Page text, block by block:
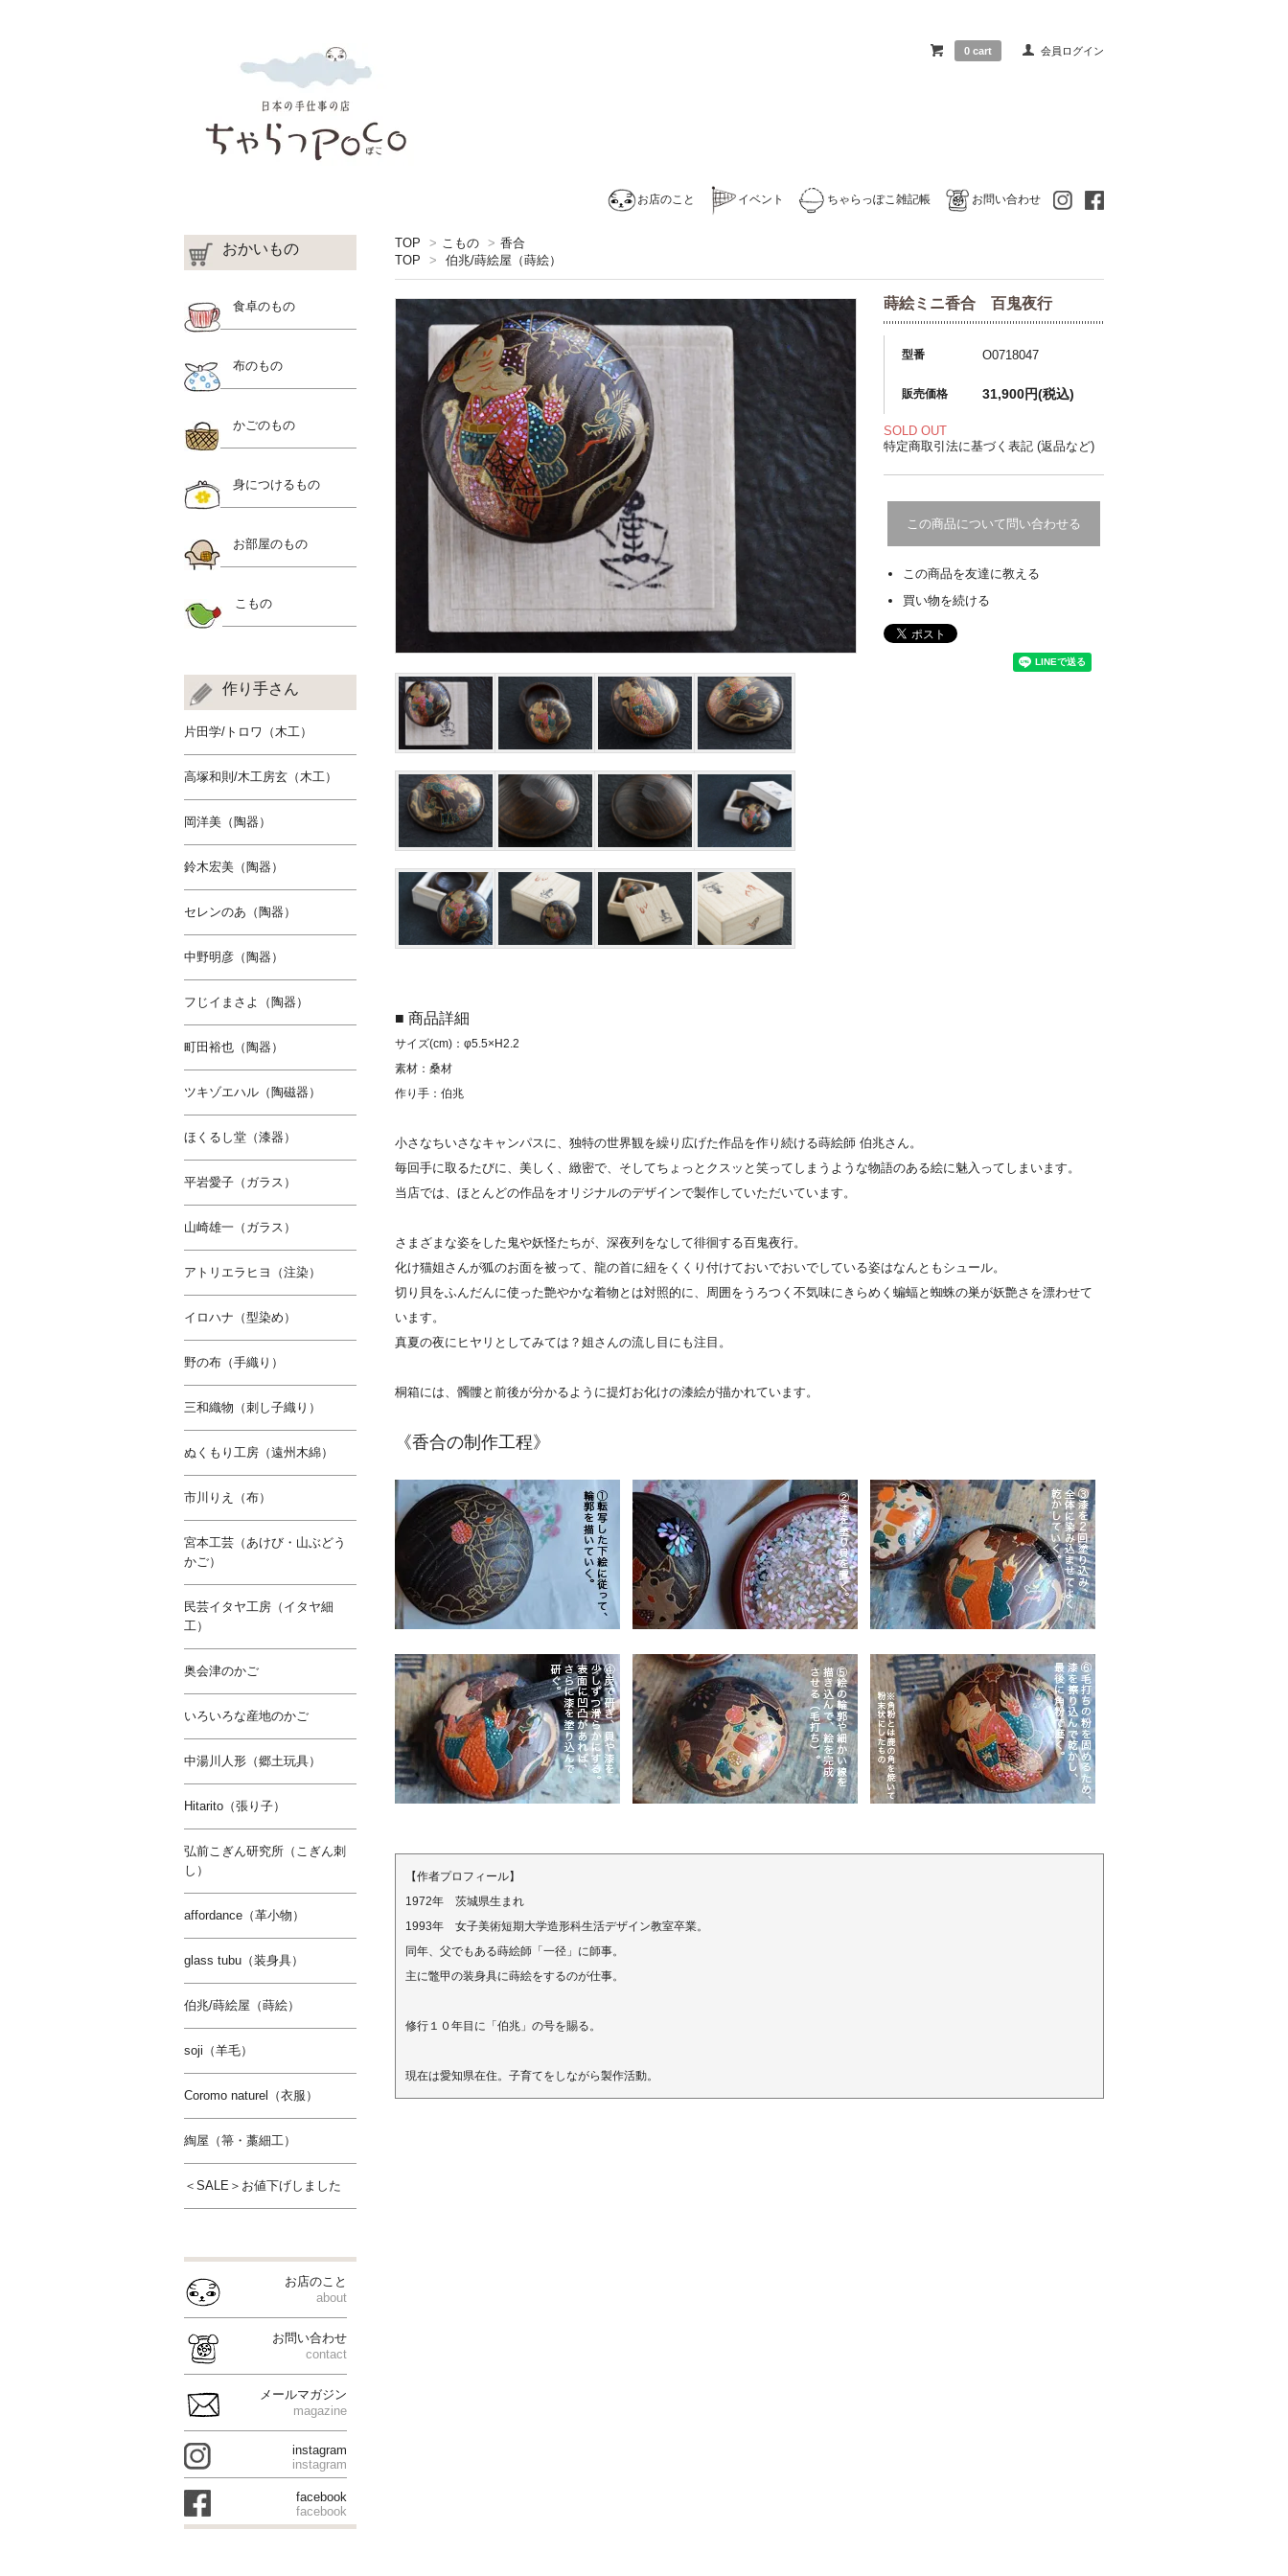
会員ログイン
0 cart
お店のこと イベント ちゃらっぽこ雑記帳 お問い合わせ
TOP > こもの > 香合
TOP
> 伯兆/蒔絵屋（蒔絵）
蒔絵ミニ香合 百鬼夜行
型番 O0718047
販売価格 31,900円(税込)
SOLD OUT
特定商取引法に基づく表記 (返品など)
この商品について問い合わせる
この商品を友達に教える
買い物を続ける
■ 商品詳細
サイズ(cm)：φ5.5×H2.2
素材：桑材
作り手：伯兆
小さなちいさなキャンパスに、独特の世界観を繰り広げた作品を作り続ける蒔絵師 伯兆さん。
毎回手に取るたびに、美しく、緻密で、そしてちょっとクスッと笑ってしまうような物語のある絵に魅入ってしまいます。
当店では、ほとんどの作品をオリジナルのデザインで製作していただいています。
さまざまな姿をした鬼や妖怪たちが、深夜列をなして徘徊する百鬼夜行。
化け猫姐さんが狐のお面を被って、龍の首に紐をくくり付けておいでおいでしている姿はなんともシュール。
切り貝をふんだんに使った艶やかな着物とは対照的に、周囲をうろつく不気味にきらめく蝙蝠と蜘蛛の巣が妖艶さを漂わせて
います。
真夏の夜にヒヤリとしてみては？姐さんの流し目にも注目。
桐箱には、髑髏と前後が分かるように提灯お化けの漆絵が描かれています。
《香合の制作工程》
【作者プロフィール】
1972年 茨城県生まれ
1993年 女子美術短期大学造形科生活デザイン教室卒業。
同年、父でもある蒔絵師「一径」に師事。
主に鼈甲の装身具に蒔絵をするのが仕事。
修行１０年目に「伯兆」の号を賜る。
現在は愛知県在住。子育てをしながら製作活動。
おかいもの
食卓のもの
布のもの
かごのもの
身につけるもの
お部屋のもの
こもの
作り手さん
片田学/トロワ（木工）
高塚和則/木工房玄（木工）
岡洋美（陶器）
鈴木宏美（陶器）
セレンのあ（陶器）
中野明彦（陶器）
フじイまさよ（陶器）
町田裕也（陶器）
ツキゾエハル（陶磁器）
ほくるし堂（漆器）
平岩愛子（ガラス）
山崎雄一（ガラス）
アトリエラヒヨ（注染）
イロハナ（型染め）
野の布（手織り）
三和織物（刺し子織り）
ぬくもり工房（遠州木綿）
市川りえ（布）
宮本工芸（あけび・山ぶどう
かご）
民芸イタヤ工房（イタヤ細
工）
奥会津のかご
いろいろな産地のかご
中湯川人形（郷土玩具）
Hitarito（張り子）
弘前こぎん研究所（こぎん刺
し）
affordance（革小物）
glass tubu（装身具）
伯兆/蒔絵屋（蒔絵）
soji（羊毛）
Coromo naturel（衣服）
綯屋（箒・藁細工）
＜SALE＞お値下げしました
お店のこと
about
お問い合わせ
contact
メールマガジン
magazine
instagram
instagram
facebook
facebook